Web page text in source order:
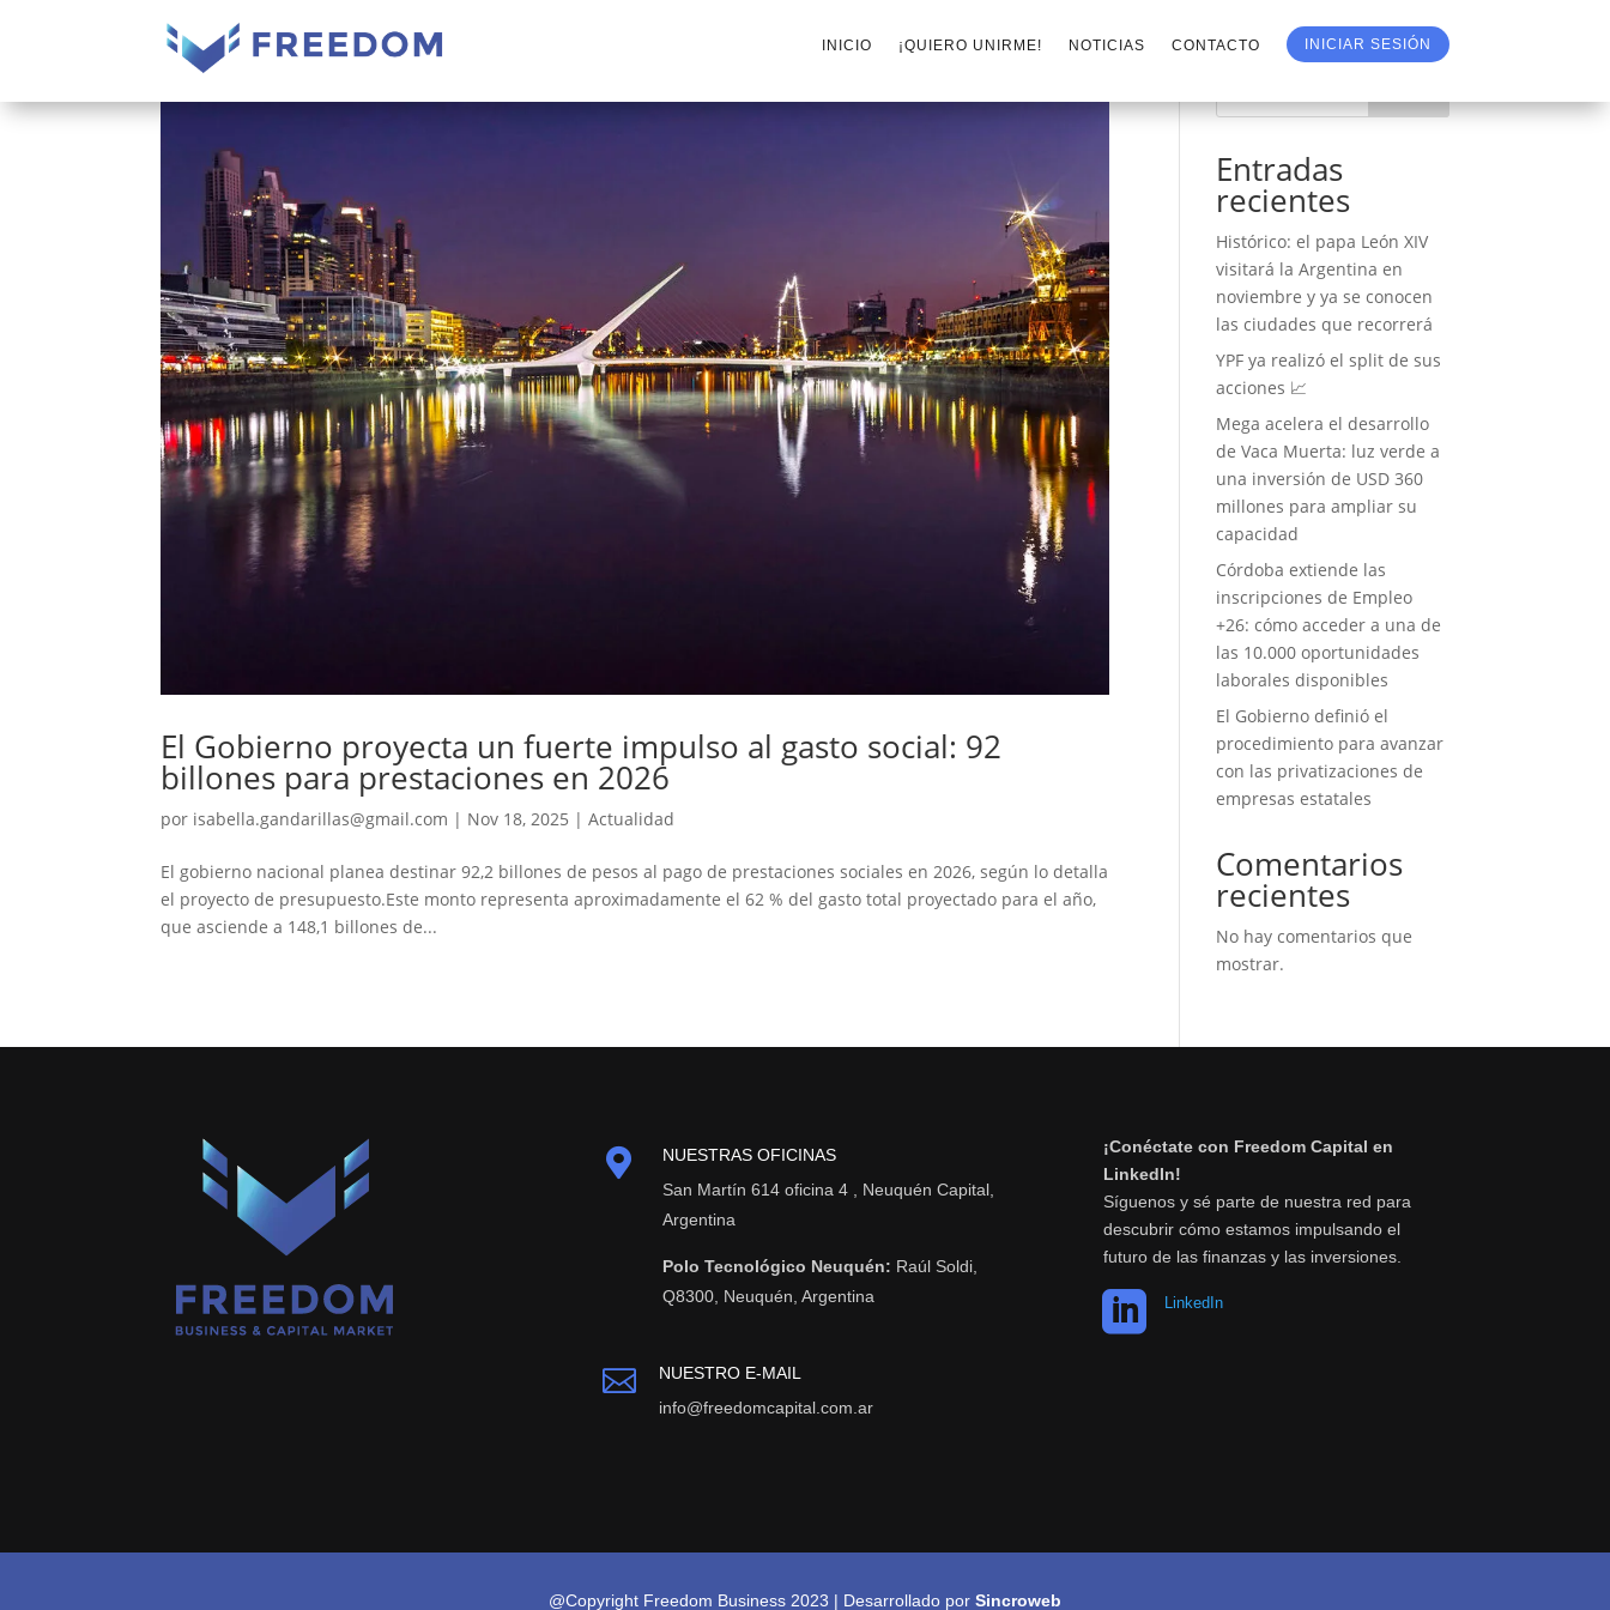
INICIO ¡QUIERO UNIRME! NOTICIAS CONTACTO INICIAR SESIÓN
El Gobierno proyecta un fuerte impulso al gasto social: 92
billones para prestaciones en 2026
por isabella.gandarillas@gmail.com | Nov 18, 2025 |Actualidad
El gobierno nacional planea destinar 92,2 billones de pesos al pago de prestaciones sociales en 2026, según lo detalla
el proyecto de presupuesto.Este monto representa aproximadamente el 62 % del gasto total proyectado para el año,
que asciende a 148,1 billones de...
Entradas
recientes
Histórico: el papa León XIV
visitará la Argentina en
noviembre y ya se conocen
las ciudades que recorrerá
YPF ya realizó el split de sus
acciones 📈
Mega acelera el desarrollo
de Vaca Muerta: luz verde a
una inversión de USD 360
millones para ampliar su
capacidad
Córdoba extiende las
inscripciones de Empleo
+26: cómo acceder a una de
las 10.000 oportunidades
laborales disponibles
El Gobierno definió el
procedimiento para avanzar
con las privatizaciones de
empresas estatales
Comentarios
recientes
No hay comentarios que
mostrar.

NUESTRAS OFICINAS
San Martín 614 oficina 4 , Neuquén Capital,
Argentina
Polo Tecnológico Neuquén: Raúl Soldi,
Q8300, Neuquén, Argentina

NUESTRO E-MAIL
info@freedomcapital.com.ar
¡Conéctate con Freedom Capital en
LinkedIn!
Síguenos y sé parte de nuestra red para
descubrir cómo estamos impulsando el
futuro de las finanzas y las inversiones.
 LinkedIn
@Copyright Freedom Business 2023 | Desarrollado por Sincroweb